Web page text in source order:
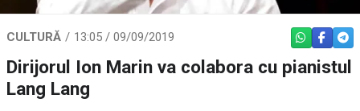
CULTURĂ 13:05 / 09/09/2019 WHATSAPP
Dirijorul Ion Marin va colabora cu pianistul
Lang Lang